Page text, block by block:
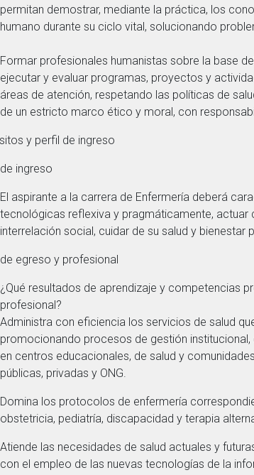
permitan demostrar, mediante la práctica, los
humano durante su ciclo vital, solucionando
Formar profesionales humanistas sobre la base
ejecutar y evaluar programas, proyectos y
áreas de atención, respetando las políticas de
de un estricto marco ético y moral, con
y perfil de ingreso
ingreso
El aspirante a la carrera de Enfermería deberá
tecnológicas reflexiva y pragmáticamente,
interrelación social, cuidar de su salud y bienestar
egreso y profesional
¿Qué resultados de aprendizaje y competencias
profesional?
Administra con eficiencia los servicios de salud
promocionando procesos de gestión
en centros educacionales, de salud y
públicas, privadas y ONG.
Domina los protocolos de enfermería
obstetricia, pediatría, discapacidad y terapia
Atiende las necesidades de salud actuales y
con el empleo de las nuevas tecnologías de la